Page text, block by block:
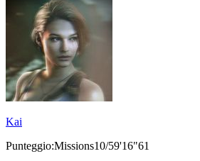
Kai
Punteggio:Missions10/59'16"61